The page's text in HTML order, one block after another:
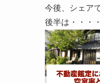
今後、シェア
後半は・・・